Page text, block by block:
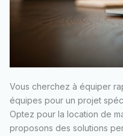
Vous cherchez à équiper
équipes pour un projet
Optez pour la location de
proposons des solutions